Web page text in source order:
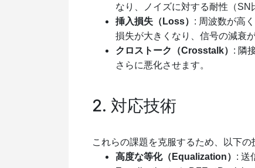
なり、ノイズに対する耐性（SN
挿入損失（Loss） : 周波数が高
損失が大きくなり、信号の減衰
クロストーク（Crosstalk） : 隣
さらに悪化させます。
2. 対応技術
これらの課題を克服するため、以下の
高度な等化（Equalization） : 送